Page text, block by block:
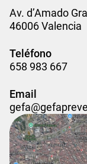
Av. d’Amado
46006 Valencia
Teléfono
658 983 667
Email